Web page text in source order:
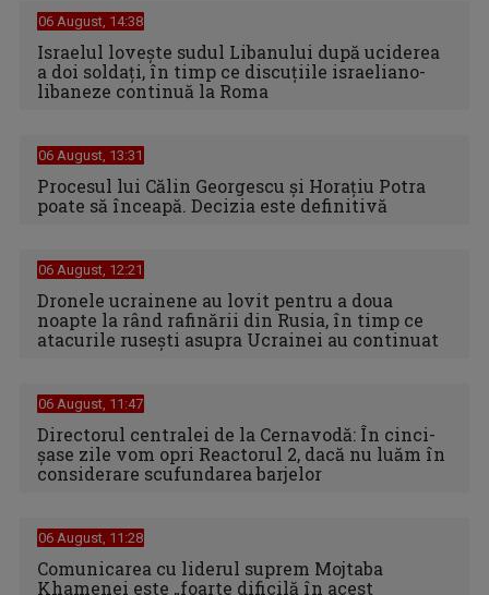
06 August, 14:38
Israelul loveşte sudul Libanului după uciderea
a doi soldaţi, în timp ce discuţiile israeliano-
libaneze continuă la Roma
06 August, 13:31
Procesul lui Călin Georgescu și Horațiu Potra
poate să înceapă. Decizia este definitivă
06 August, 12:21
Dronele ucrainene au lovit pentru a doua
noapte la rând rafinării din Rusia, în timp ce
atacurile rusești asupra Ucrainei au continuat
06 August, 11:47
Directorul centralei de la Cernavodă: În cinci-
şase zile vom opri Reactorul 2, dacă nu luăm în
considerare scufundarea barjelor
06 August, 11:28
Comunicarea cu liderul suprem Mojtaba
Khamenei este „foarte dificilă în acest